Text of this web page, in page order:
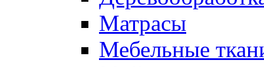
Матрасы
Мебельные